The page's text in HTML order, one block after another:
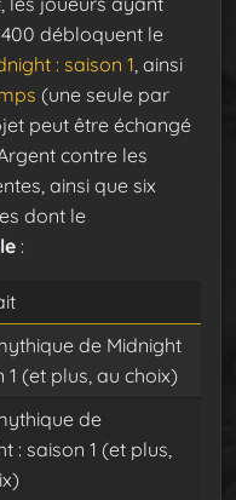
débloquent le
: saison 1 , ainsi
(une seule par
peut être échangé
contre les
ainsi que six
dont le
:
de Midnight
1 (et plus, au choix)
de
: saison 1 (et plus,